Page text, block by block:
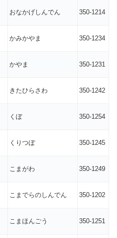
おなかげしんでん 350-1214
かみかやま 350-1234
かやま 350-1231
きたひらさわ 350-1242
くぼ 350-1254
くりつぼ 350-1245
こまがわ 350-1249
こまでらのしんでん 350-1202
こまほんごう 350-1251